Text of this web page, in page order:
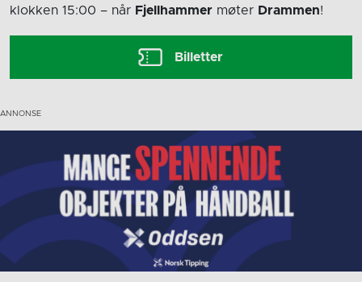
klokken 15:00 – når Fjellhammer møter Drammen!
Billetter